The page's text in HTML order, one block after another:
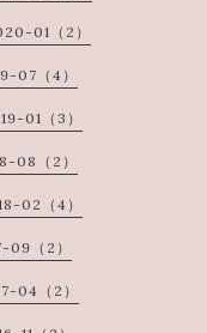
01（2）
07（4）
01（3）
08（2）
02（4）
09（2）
04（2）